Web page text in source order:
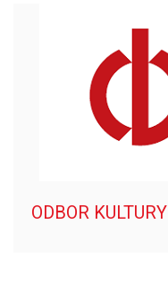
ODBOR KULTURY